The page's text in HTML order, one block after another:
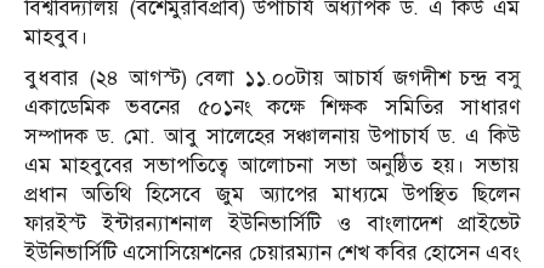
বিশ্ববিদ্যালয় (বশেমুরবিপ্রবি) উপাচার্য অধ্যাপক ড. এ কিউ এম
মাহবুব।
বুধবার (২৪ আগস্ট) বেলা ১১.০০টায় আচার্য জগদীশ চন্দ্র বসু
একাডেমিক ভবনের ৫০১নং কক্ষে শিক্ষক সমিতির সাধারণ
সম্পাদক ড. মো. আবু সালেহের সঞ্চালনায় উপাচার্য ড. এ কিউ
এম মাহবুবের সভাপতিত্বে আলোচনা সভা অনুষ্ঠিত হয়। সভায়
প্রধান অতিথি হিসেবে জুম অ্যাপের মাধ্যমে উপস্থিত ছিলেন
ফারইস্ট ইন্টারন্যাশনাল ইউনিভার্সিটি ও বাংলাদেশ প্রাইভেট
ইউনিভার্সিটি এসোসিয়েশনের চেয়ারম্যান শেখ কবির হোসেন এবং